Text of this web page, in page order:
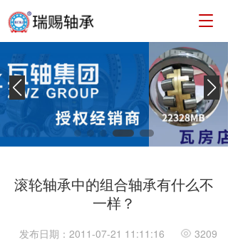
T
g
l
e
n
a
v
i
a
t
n
滚轮轴承中的组合轴承有什么不
一样？
发布日期：2011-07-21 11:11:16 3209